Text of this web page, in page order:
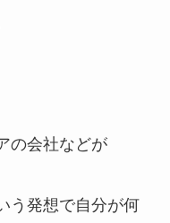
の会社などが
う発想で自分が何